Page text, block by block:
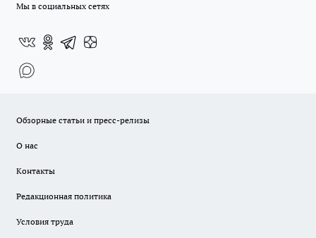
Мы в социальных сетях
Обзорные статьи и пресс-релизы
О нас
Контакты
Редакционная политика
Условия труда